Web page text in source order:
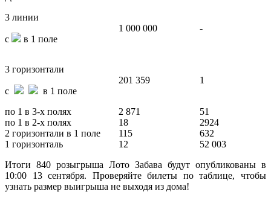
3 линии
с в 1 поле
1 000 000 -
3 горизонтали
с в 1 поле
201 359 1
по 1 в 3-х полях 2 871
51
по 1 в 2-х полях
18
2924
2 горизонтали в 1 поле
115
632
1 горизонталь
12
52 003
Итоги 840 розыгрыша Лото Забава будут опубликованы в
10:00 13 сентября. Проверяйте билеты по таблице, чтобы
узнать размер выигрыша не выходя из дома!